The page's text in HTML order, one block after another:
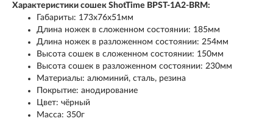
Характеристики сошек ShotTime BPST-1A2-BRM:
Габариты: 173х76х51мм
Длина ножек в сложенном состоянии: 185мм
Длина ножек в разложенном состоянии: 254мм
Высота сошек в сложенном состоянии: 150мм
Высота сошек в разложенном состоянии: 230мм
Материалы: алюминий, сталь, резина
Покрытие: анодирование
Цвет: чёрный
Масса: 350г